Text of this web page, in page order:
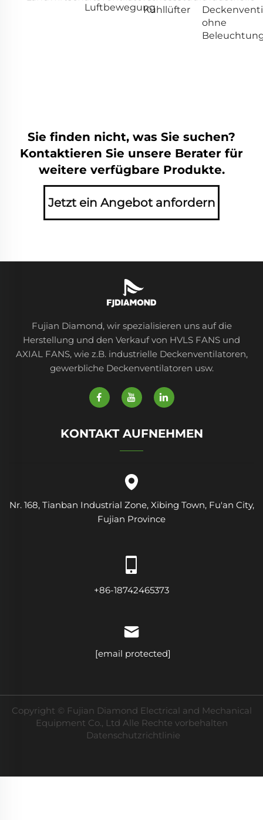
LuftbewegungKühllüfter
ohne
Sie finden nicht, was Sie suchen?
Kontaktieren Sie unsere Berater für
weitere verfügbare Produkte.
Jetzt ein Angebot anfordern
Fujian Diamond, wir spezialisieren uns auf die
Herstellung und den Verkauf von HVLS FANS und
AXIAL FANS, wie z.B. industrielle Deckenventilatoren,
gewerbliche Deckenventilatoren usw.
KONTAKT AUFNEHMEN
Nr. 168, Tianban Industrial Zone, Xibing Town, Fu'an City,
Fujian Province
+86-18742465373
[email protected]
Copyright © Fujian Diamond Electrical and Mechanical
Equipment Co., Ltd Alle Rechte vorbehalten
Datenschutzrichtlinie